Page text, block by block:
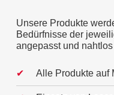
Unsere Produkte
Bedürfnisse der
angepasst und
Alle Produkte auf